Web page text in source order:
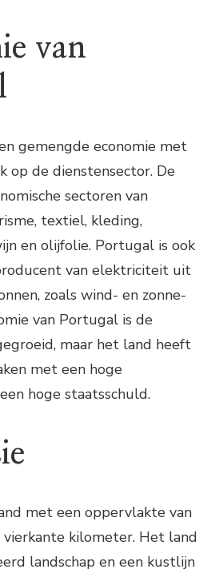
van
gemengde economie met
op de dienstensector. De
sectoren van
textiel, kleding,
en olijfolie. Portugal is ook
van elektriciteit uit
zoals wind- en zonne-
van Portugal is de
maar het land heeft
met een hoge
hoge staatsschuld.
met een oppervlakte van
kilometer. Het land
landschap en een kustlijn